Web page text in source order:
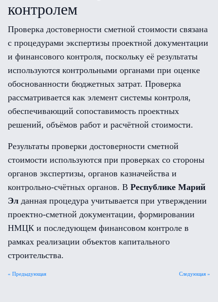
контролем
Проверка достоверности сметной стоимости связана
с процедурами экспертизы проектной документации
и финансового контроля, поскольку её результаты
используются контрольными органами при оценке
обоснованности бюджетных затрат. Проверка
рассматривается как элемент системы контроля,
обеспечивающий сопоставимость проектных
решений, объёмов работ и расчётной стоимости.
Результаты проверки достоверности сметной
стоимости используются при проверках со стороны
органов экспертизы, органов казначейства и
контрольно-счётных органов. В Республике Марий
Эл данная процедура учитывается при утверждении
проектно-сметной документации, формировании
НМЦК и последующем финансовом контроле в
рамках реализации объектов капитального
строительства.
Следующая »
« Предыдующая